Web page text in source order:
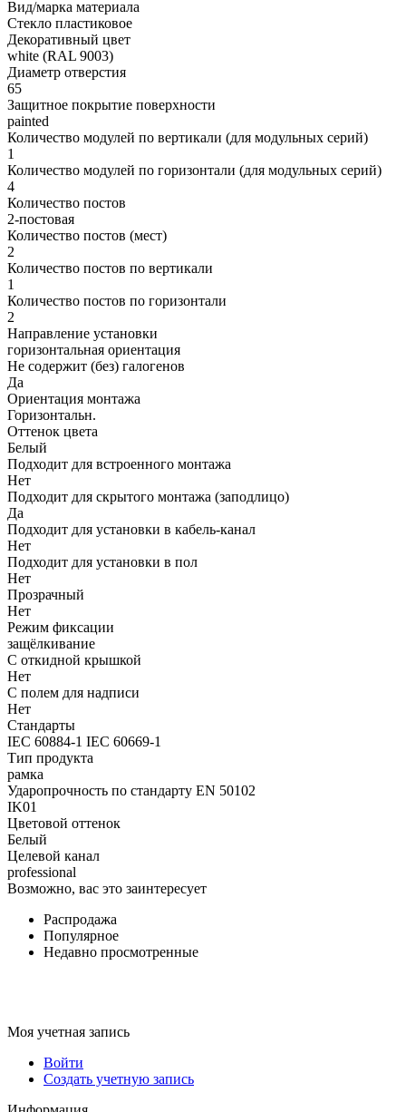
Вид/марка материала
Стекло пластиковое
Декоративный цвет
white (RAL 9003)
Диаметр отверстия
65
Защитное покрытие поверхности
painted
Количество модулей по вертикали (для модульных серий)
1
Количество модулей по горизонтали (для модульных серий)
4
Количество постов
2-постовая
Количество постов (мест)
2
Количество постов по вертикали
1
Количество постов по горизонтали
2
Направление установки
горизонтальная ориентация
Не содержит (без) галогенов
Да
Ориентация монтажа
Горизонтальн.
Оттенок цвета
Белый
Подходит для встроенного монтажа
Нет
Подходит для скрытого монтажа (заподлицо)
Да
Подходит для установки в кабель-канал
Нет
Подходит для установки в пол
Нет
Прозрачный
Нет
Режим фиксации
защёлкивание
С откидной крышкой
Нет
С полем для надписи
Нет
Стандарты
IEC 60884-1 IEC 60669-1
Тип продукта
рамка
Ударопрочность по стандарту EN 50102
IK01
Цветовой оттенок
Белый
Целевой канал
professional
Возможно, вас это заинтересует
Распродажа
Популярное
Недавно просмотренные
Моя учетная запись
Войти
Создать учетную запись